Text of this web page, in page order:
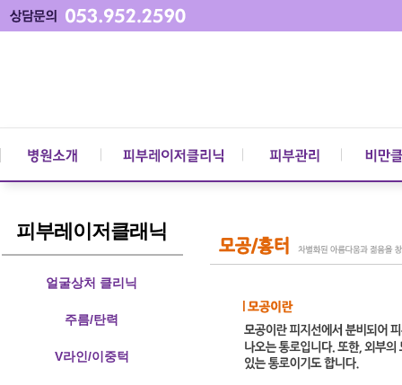
피부레이저클래닉
얼굴상처 클리닉
주름/탄력
V라인/이중턱